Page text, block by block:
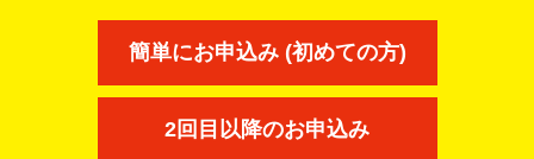
簡単にお申込み (初めての方)
2回目以降のお申込み